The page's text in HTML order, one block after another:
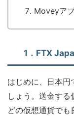
Moveyア
1．FTX
はじめに、日本円
しょう。送金する
どの仮想通貨でも